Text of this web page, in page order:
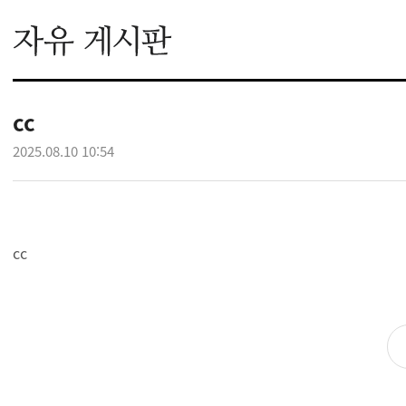
cc
2025.08.10 10:54
cc